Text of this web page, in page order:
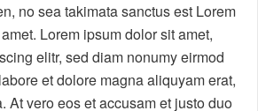
no sea takimata sanctus est Lorem
Lorem ipsum dolor sit amet,
elitr, sed diam nonumy eirmod
et dolore magna aliquyam erat,
At vero eos et accusam et justo duo